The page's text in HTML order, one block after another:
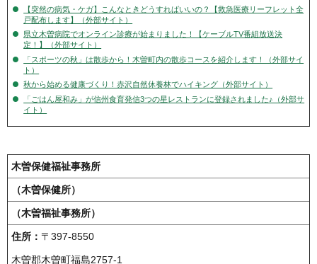
【突然の病気・ケガ】こんなときどうすればいいの？【救急医療リーフレット全
戸配布します】（外部サイト）
県立木曽病院でオンライン診療が始まりました！【ケーブルTV番組放送決
定！】（外部サイト）
「スポーツの秋」は散歩から！木曽町内の散歩コースを紹介します！（外部サイ
ト）
秋から始める健康づくり！赤沢自然休養林でハイキング（外部サイト）
「ごはん屋和み」が信州食育発信3つの星レストランに登録されました♪（外部サ
イト）
木曽保健福祉事務所
（木曽保健所）
（木曽福祉事務所）
住所： 〒397-8550
木曽郡木曽町福島2757-1